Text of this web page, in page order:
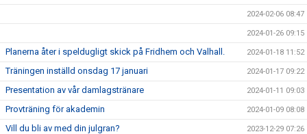
2024-02-06 08:47
2024-01-26 09:15
Planerna åter i speldugligt skick på Fridhem och Valhall. 2024-01-18 11:52
Träningen inställd onsdag 17 januari 2024-01-17 09:22
Presentation av vår damlagstränare 2024-01-11 09:03
Provträning för akademin 2024-01-09 08:08
Vill du bli av med din julgran? 2023-12-29 07:26